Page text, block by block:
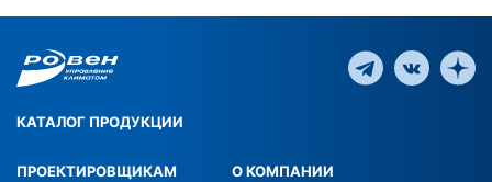
КАТАЛОГ ПРОДУКЦИИ
ПРОЕКТИРОВЩИКАМ О КОМПАНИИ